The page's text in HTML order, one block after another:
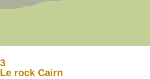
3
Le rock Cairn